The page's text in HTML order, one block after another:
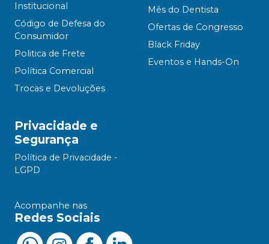
Institucional
Código de Defesa do
Consumidor
Politica de Frete
Política Comercial
Trocas e Devoluções
Mês do Dentista
Ofertas de Congresso
Black Friday
Eventos e Hands-On
Privacidade e
Segurança
Política de Privacidade -
LGPD
Acompanhe nas
Redes Sociais